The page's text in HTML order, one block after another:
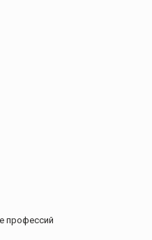
профессий